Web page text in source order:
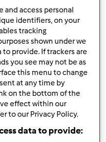
(2)
arroz com
150 31min
(1)
com
and access personal
identifiers, on your
tracking
shown under we
provide. If trackers are
you see may not be as
this menu to change
at any time by
on the bottom of the
effect within our
to our Privacy Policy.
data to provide: